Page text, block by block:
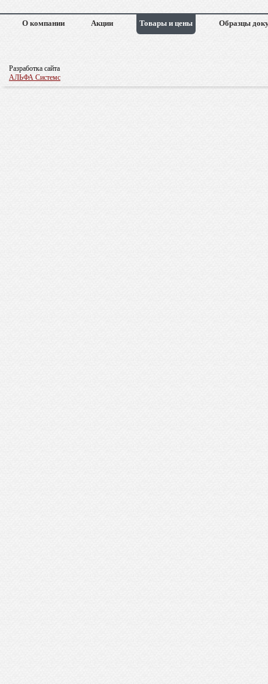
О компании Акции Товары и цены Образцы
Разработка сайта
АЛЬФА Системс